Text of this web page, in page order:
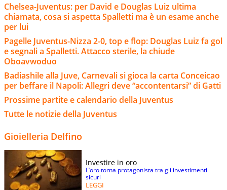
Chelsea-Juventus: per David e Douglas Luiz ultima
chiamata, cosa si aspetta Spalletti ma è un esame anche
per lui
Pagelle Juventus-Nizza 2-0, top e flop: Douglas Luiz fa gol
e segnali a Spalletti. Attacco sterile, la chiude
Oboavwoduo
Badiashile alla Juve, Carnevali si gioca la carta Conceicao
per beffare il Napoli: Allegri deve “accontentarsi” di Gatti
Prossime partite e calendario della Juventus
Tutte le notizie della Juventus
Gioielleria Delfino
Investire in oro
L’oro torna protagonista tra gli investimenti
sicuri
LEGGI